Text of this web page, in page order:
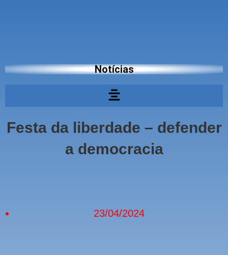
Notícias
Festa da liberdade – defender
a democracia
23/04/2024